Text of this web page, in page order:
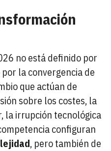
no está definido por
la convergencia de
que actúan de
sobre los costes, la
la irrupción tecnológica
configuran
, pero también de